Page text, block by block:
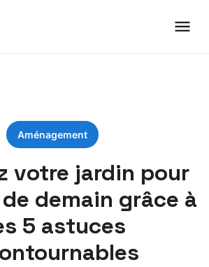
Aménagement
votre jardin pour
demain grâce à
5 astuces